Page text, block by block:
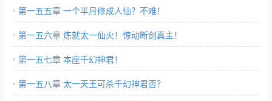
第一五五章 一个半月修成人仙？不难！
第一五六章 炼就太一仙火！惊动断剑真主！
第一五七章 本座千幻神君！
第一五八章 太一天王可杀千幻神君否？